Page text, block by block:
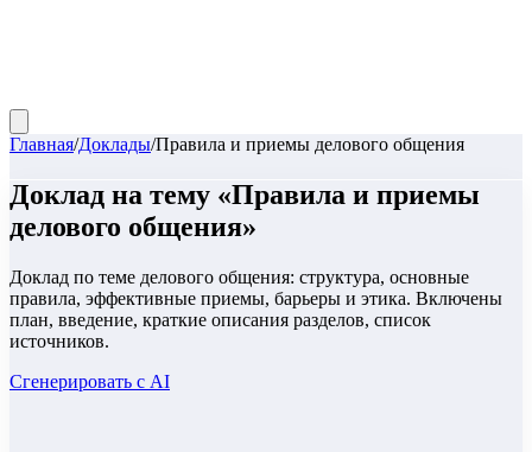
Главная/Доклады/Правила и приемы делового общения
Доклад на тему «Правила и приемы
делового общения»
Доклад по теме делового общения: структура, основные
правила, эффективные приемы, барьеры и этика. Включены
план, введение, краткие описания разделов, список
источников.
Сгенерировать с AI